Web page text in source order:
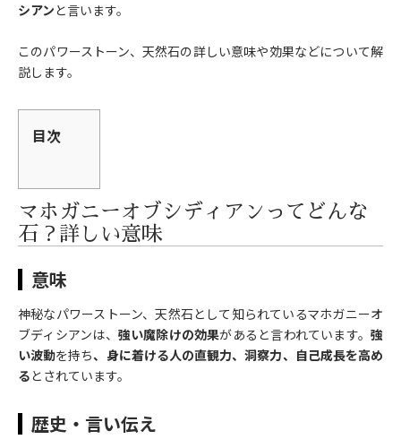
シアンと言います。
このパワーストーン、天然石の詳しい意味や効果などについて解
説します。
目次
マホガニーオブシディアンってどんな
石？詳しい意味
意味
神秘なパワーストーン、天然石として知られているマホガニーオ
ブディシアンは、 強い魔除けの効果があると言われています。強
い波動を持ち、身に着ける人の直観力、洞察力、自己成長を高め
るとされています。
歴史・言い伝え